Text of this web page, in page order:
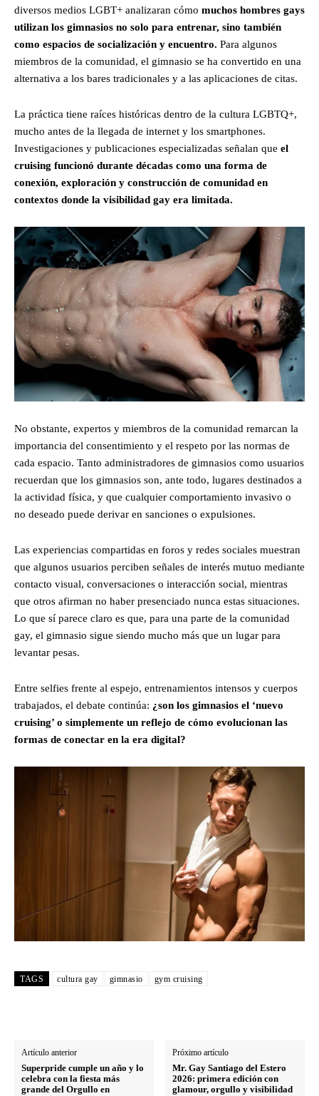
diversos medios LGBT+ analizaran cómo muchos hombres gays
utilizan los gimnasios no solo para entrenar, sino también
como espacios de socialización y encuentro. Para algunos
miembros de la comunidad, el gimnasio se ha convertido en una
alternativa a los bares tradicionales y a las aplicaciones de citas.
La práctica tiene raíces históricas dentro de la cultura LGBTQ+,
mucho antes de la llegada de internet y los smartphones.
Investigaciones y publicaciones especializadas señalan que el
cruising funcionó durante décadas como una forma de
conexión, exploración y construcción de comunidad en
contextos donde la visibilidad gay era limitada.
No obstante, expertos y miembros de la comunidad remarcan la
importancia del consentimiento y el respeto por las normas de
cada espacio. Tanto administradores de gimnasios como usuarios
recuerdan que los gimnasios son, ante todo, lugares destinados a
la actividad física, y que cualquier comportamiento invasivo o
no deseado puede derivar en sanciones o expulsiones.
Las experiencias compartidas en foros y redes sociales muestran
que algunos usuarios perciben señales de interés mutuo mediante
contacto visual, conversaciones o interacción social, mientras
que otros afirman no haber presenciado nunca estas situaciones.
Lo que sí parece claro es que, para una parte de la comunidad
gay, el gimnasio sigue siendo mucho más que un lugar para
levantar pesas.
Entre selfies frente al espejo, entrenamientos intensos y cuerpos
trabajados, el debate continúa: ¿son los gimnasios el ‘nuevo
cruising’ o simplemente un reflejo de cómo evolucionan las
formas de conectar en la era digital?
TAGS cultura gay gimnasio gym cruising
Artículo anterior
Superpride cumple un año y lo
celebra con la fiesta más
grande del Orgullo en
Próximo artículo
Mr. Gay Santiago del Estero
2026: primera edición con
glamour, orgullo y visibilidad